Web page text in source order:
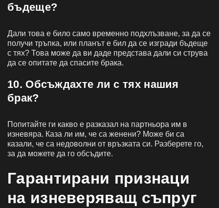
бъдеще?
Дали това е било само временно подхлъзване, за да се
получи тръпка, или планът е бил да се изгради бъдеще
с тях? Това може да ви даде представа дали си струва
да се опитате да спасите брака.
10. Обсъждахте ли с тях нашия
брак?
Попитайте ги какво е разказал на партньора им в
изневяра. Каза ли им, че са женени? Може би са
казали, че са недоволни от връзката си. Разберете го,
за да можете да го обсъдите.
Гарантирани признаци
на изневеряващ съпруг